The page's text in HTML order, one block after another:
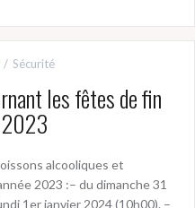
Sécurité
les fêtes de fin
2023
alcooliques et
2023 :– du dimanche 31
1er janvier 2024 (10h00). –